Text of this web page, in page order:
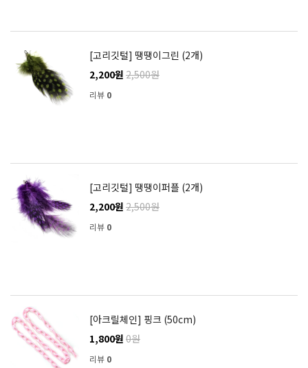
[고리깃털] 땡땡이그린 (2개)
2,200원 2,500원
리뷰 0
[고리깃털] 땡땡이퍼플 (2개)
2,200원 2,500원
리뷰 0
[아크릴체인] 핑크 (50cm)
1,800원 0원
리뷰 0